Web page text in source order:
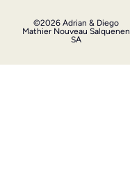
©2026 Adrian & Diego
Mathier Nouveau Salquenen
SA